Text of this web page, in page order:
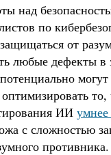
над
по
от
любые дефекты
могут
то,
ИИ умнее
с сложностью